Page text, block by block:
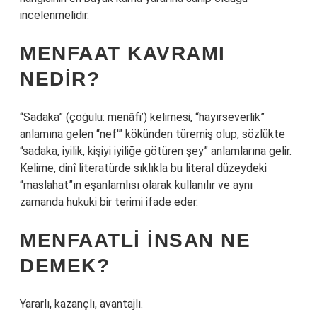
incelenmelidir.
MENFAAT KAVRAMI
NEDIR?
“Sadaka” (çoğulu: menâfi’) kelimesi, “hayırseverlik”
anlamına gelen “nef'” kökünden türemiş olup, sözlükte
“sadaka, iyilik, kişiyi iyiliğe götüren şey” anlamlarına gelir.
Kelime, dinî literatürde sıklıkla bu literal düzeydeki
“maslahat”ın eşanlamlısı olarak kullanılır ve aynı
zamanda hukuki bir terimi ifade eder.
MENFAATLI INSAN NE
DEMEK?
Yararlı, kazançlı, avantajlı.